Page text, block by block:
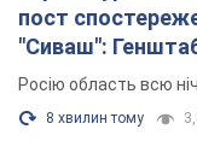
пост
"Сиваш":
Росію область всю
8 хвилин тому